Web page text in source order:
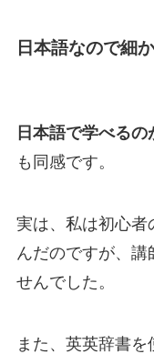
日本語なので細
日本語で学べるの
も同感です。
実は、私は初心者
んだのですが、講
せんでした。
また、英英辞書